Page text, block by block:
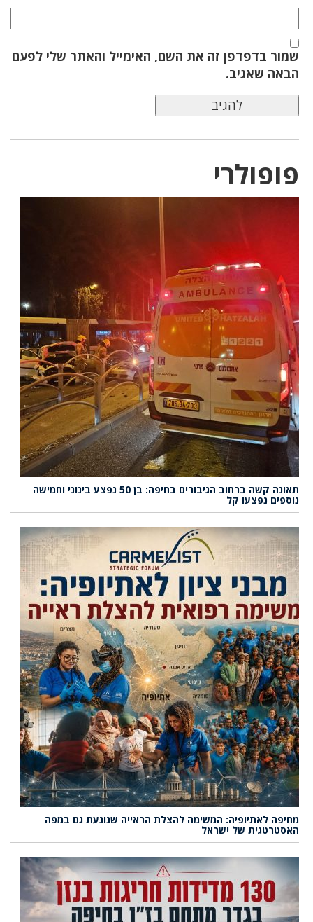
שמור בדפדפן זה את השם, האימייל והאתר שלי לפעם
הבאה שאגיב.
פופולרי
תאונה קשה ברחוב הגיבורים בחיפה: בן 50 נפצע בינוני וחמישה
נוספים נפצעו קל
מחיפה לאתיופיה: המשימה להצלת הראייה שנוגעת גם במפה
האסטרטגית של ישראל